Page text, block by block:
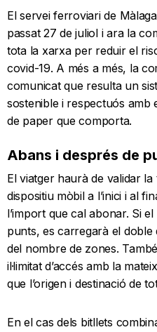
El servei ferroviari de
passat 27 de juliol i ara la
tota la xarxa per reduir el
covid-19. A més a més, la
comunicat que resulta un
sostenible i respectuós amb
de paper que comporta.
Abans i després de
El viatger haurà de validar
dispositiu mòbil a l’inici i al
l’import que cal abonar. Si
punts, es carregarà el doble
del nombre de zones.
il·limitat d’accés amb la
que l’origen i destinació de
En el cas dels bitllets